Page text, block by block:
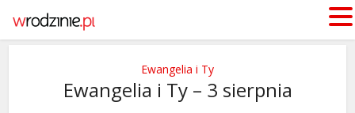
Ewangelia i Ty
Ewangelia i Ty – 3 sierpnia